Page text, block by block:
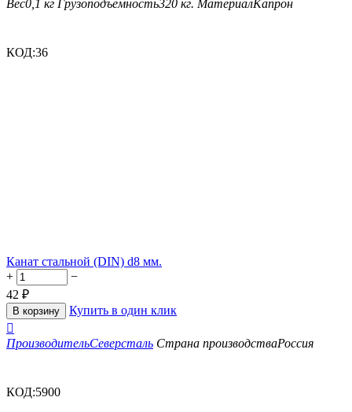
Вес0,1 кг Грузоподъемность320 кг. МатериалКапрон
КОД:36
Канат стальной (DIN) d8 мм.
+
−
42 ₽
В корзину
Купить в один клик

ПроизводительСеверсталь Страна производстваРоссия
КОД:5900